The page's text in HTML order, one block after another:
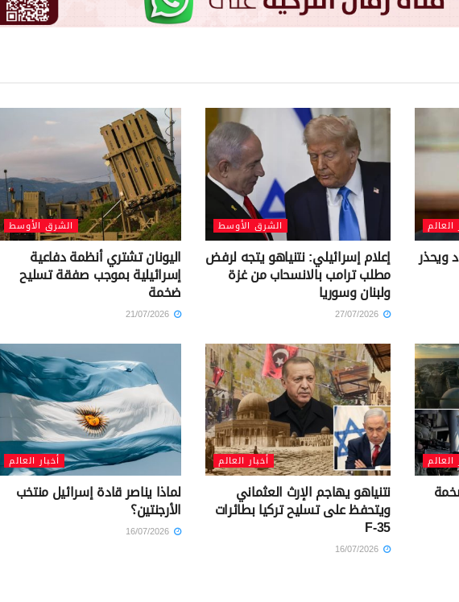
العالم
ويحذر
الشرق الأوسط
إعلام إسرائيلي: نتنياهو يتجه لرفض
مطلب ترامب بالانسحاب من غزة
ولبنان وسوريا
الشرق الأوسط
اليونان تشتري أنظمة دفاعية
إسرائيلية بموجب صفقة تسليح
ضخمة
العالم أخبار العالم
نتنياهو يهاجم الإرث العثماني
ويتحفظ على تسليح تركيا بطائرات
F-35
أخبار العالم
لماذا يناصر قادة إسرائيل منتخب
الأرجنتين؟